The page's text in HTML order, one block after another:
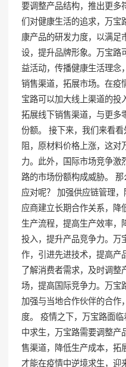
要调整产品结构，推出更多
们对健康生活的追求，万宝
康产品的研发力度，以满足
设，提升品牌形象。万宝路
益活动，传播健康生活理念
销售渠道，拓展市场。在疫
宝路可以加大线上渠道的投
拓展线下销售渠道，与更多
份额。 接下来，我们来看
阻，原材料价格上涨，这对
力。此外，国际市场竞争激
路的市场份额构成威胁。
应对呢？ 加强供应链管理
应商建立长期合作关系，降
生产流程，提高生产效率，
投入，提升产品竞争力。万
作，引进先进技术，提高产
了解消费者需求，及时调
场，提高国际竞争力。万宝
加强与当地合作伙伴的合作
度。 疫情之下，万宝路面
中求生，万宝路需要调整产
售渠道，降低生产成本，拓
才能在疫情中逆境求生，迎